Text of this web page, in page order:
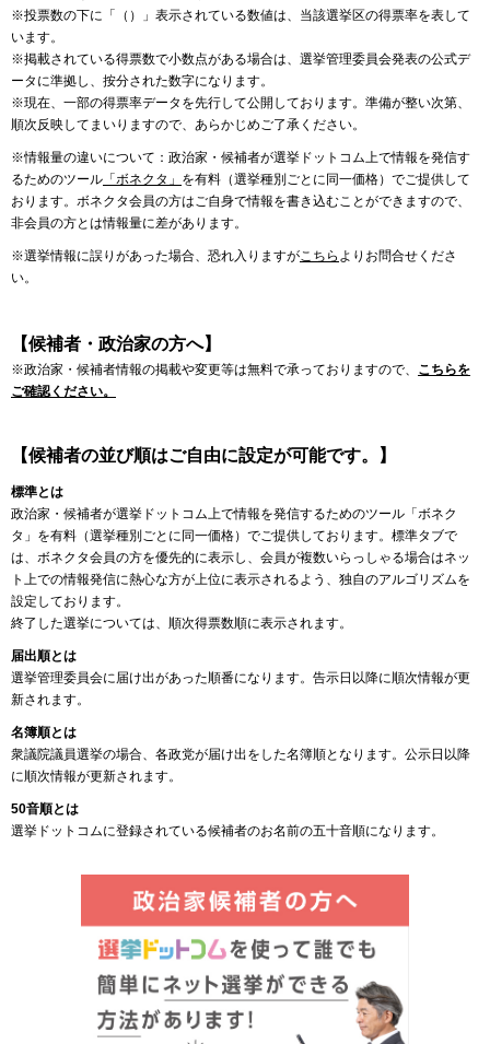
※投票数の下に「（）」表示されている数値は、当該選挙区の得票率を表して
います。
※掲載されている得票数で小数点がある場合は、選挙管理委員会発表の公式デ
ータに準拠し、按分された数字になります。
※現在、一部の得票率データを先行して公開しております。準備が整い次第、
順次反映してまいりますので、あらかじめご了承ください。
※情報量の違いについて：政治家・候補者が選挙ドットコム上で情報を発信す
るためのツール 「ボネクタ」 を有料（選挙種別ごとに同一価格）でご提供して
おります。ボネクタ会員の方はご自身で情報を書き込むことができますので、
非会員の方とは情報量に差があります。
※選挙情報に誤りがあった場合、恐れ入りますがこちら よりお問合せくださ
い。
【候補者・政治家の方へ】
※政治家・候補者情報の掲載や変更等は無料で承っておりますので、 こちらを
ご確認ください。
【候補者の並び順はご自由に設定が可能です。】
標準とは
政治家・候補者が選挙ドットコム上で情報を発信するためのツール「ボネク
タ」を有料（選挙種別ごとに同一価格）でご提供しております。標準タブで
は、ボネクタ会員の方を優先的に表示し、会員が複数いらっしゃる場合はネッ
ト上での情報発信に熱心な方が上位に表示されるよう、独自のアルゴリズムを
設定しております。
終了した選挙については、順次得票数順に表示されます。
届出順とは
選挙管理委員会に届け出があった順番になります。告示日以降に順次情報が更
新されます。
名簿順とは
衆議院議員選挙の場合、各政党が届け出をした名簿順となります。公示日以降
に順次情報が更新されます。
50音順とは
選挙ドットコムに登録されている候補者のお名前の五十音順になります。